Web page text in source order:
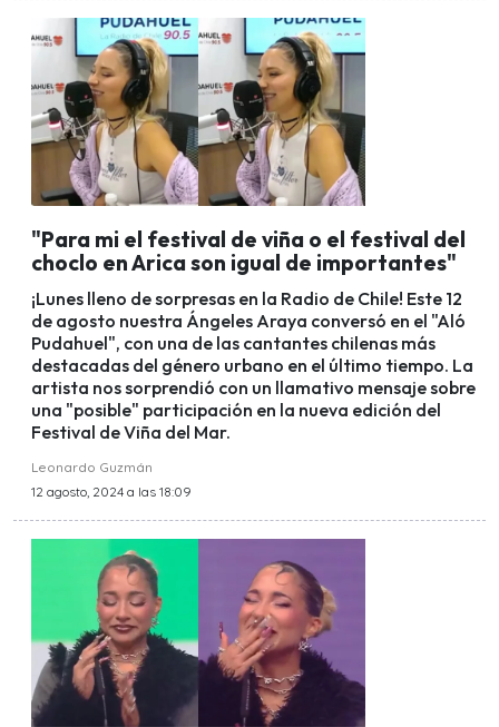
"Para mi el festival de viña o el festival del
choclo en Arica son igual de importantes"
¡Lunes lleno de sorpresas en la Radio de Chile! Este 12
de agosto nuestra Ángeles Araya conversó en el "Aló
Pudahuel", con una de las cantantes chilenas más
destacadas del género urbano en el último tiempo. La
artista nos sorprendió con un llamativo mensaje sobre
una "posible" participación en la nueva edición del
Festival de Viña del Mar.
Leonardo Guzmán
12 agosto, 2024 a las 18:09